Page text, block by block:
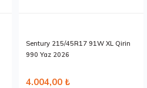
Sentury 215/45R17 91W XL Qirin
990 Yaz 2026
4.004,00 ₺